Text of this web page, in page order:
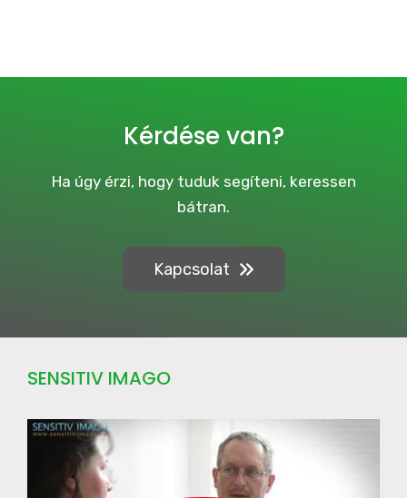
e
Kérdése van?
Ha úgy érzi, hogy tuduk segíteni, keressen
bátran.
Kapcsolat
SENSITIV IMAGO